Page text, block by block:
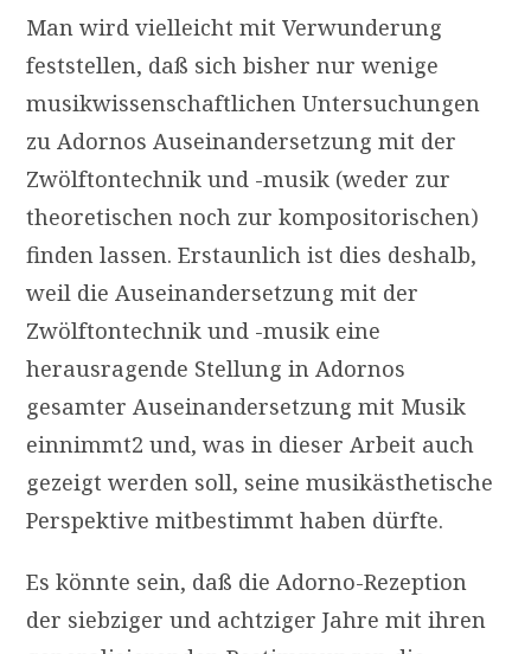
Man wird vielleicht mit Verwunderung
feststellen, daß sich bisher nur wenige
musikwissenschaftlichen Untersuchungen
zu Adornos Auseinandersetzung mit der
Zwölftontechnik und -musik (weder zur
theoretischen noch zur kompositorischen)
finden lassen. Erstaunlich ist dies deshalb,
weil die Auseinandersetzung mit der
Zwölftontechnik und -musik eine
herausragende Stellung in Adornos
gesamter Auseinandersetzung mit Musik
einnimmt2 und, was in dieser Arbeit auch
gezeigt werden soll, seine musikästhetische
Perspektive mitbestimmt haben dürfte.
Es könnte sein, daß die Adorno-Rezeption
der siebziger und achtziger Jahre mit ihren